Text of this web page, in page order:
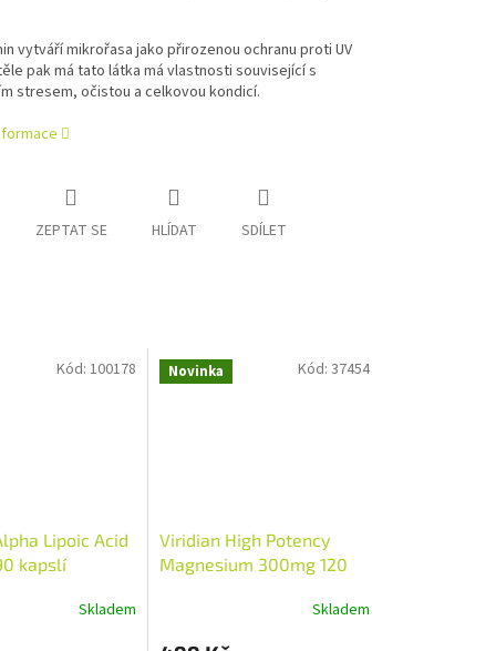
vytváří mikrořasa jako přirozenou ochranu proti UV
pak má tato látka má vlastnosti související s
stresem, očistou a celkovou kondicí.
ZEPTAT SE HLÍDAT SDÍLET
Lipoic Acid
kapslí
Skladem
Kód:100178 Novinka
Viridian High Potency
Magnesium 300mg 120
Skladem
Kód: 37454